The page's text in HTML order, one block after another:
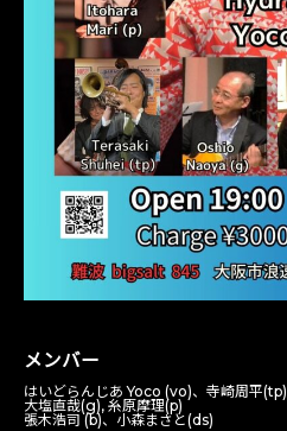
メンバー
はいどらんじあ Yoco (vo)、寺崎周平(tp)
大塩直哉(g), 糸原摩理(p)
張木浩司 (b)、小森まさと(ds)